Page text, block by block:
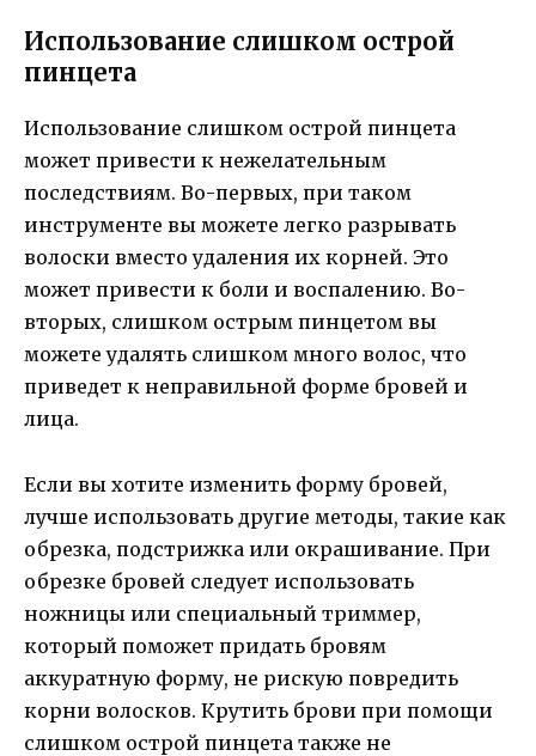
Использование слишком острой
пинцета
Использование слишком острой пинцета
может привести к нежелательным
последствиям. Во-первых, при таком
инструменте вы можете легко разрывать
волоски вместо удаления их корней. Это
может привести к боли и воспалению. Во-
вторых, слишком острым пинцетом вы
можете удалять слишком много волос, что
приведет к неправильной форме бровей и
лица.
Если вы хотите изменить форму бровей,
лучше использовать другие методы, такие как
обрезка, подстрижка или окрашивание. При
обрезке бровей следует использовать
ножницы или специальный триммер,
который поможет придать бровям
аккуратную форму, не рискую повредить
корни волосков. Крутить брови при помощи
слишком острой пинцета также не